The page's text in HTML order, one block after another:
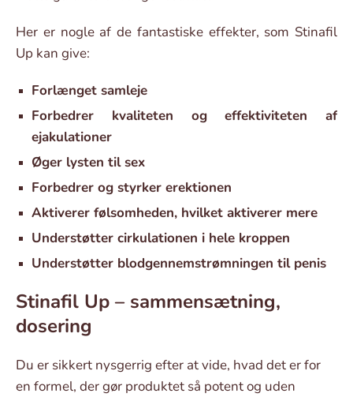
Her er nogle af de fantastiske effekter, som Stinafil
Up kan give:
Forlænget samleje
Forbedrer kvaliteten og effektiviteten af
ejakulationer
Øger lysten til sex
Forbedrer og styrker erektionen
Aktiverer følsomheden, hvilket aktiverer mere
Understøtter cirkulationen i hele kroppen
Understøtter blodgennemstrømningen til penis
Stinafil Up – sammensætning,
dosering
Du er sikkert nysgerrig efter at vide, hvad det er for
en formel, der gør produktet så potent og uden